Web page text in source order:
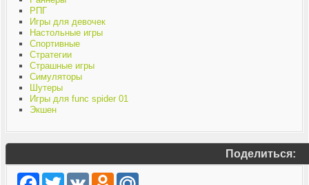
РПГ
Игры для девочек
Настольные игры
Спортивные
Стратегии
Страшные игры
Симуляторы
Шутеры
Игры для func spider 01
Экшен
Поделиться:
Facebook
TwitterVK Odnoklassniki
Mail.Ru